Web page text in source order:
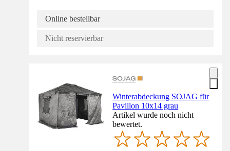
Online bestellbar
Nicht reservierbar
Winterabdeckung SOJAG für
Pavillon 10x14 grau
Artikel wurde noch nicht
bewertet.